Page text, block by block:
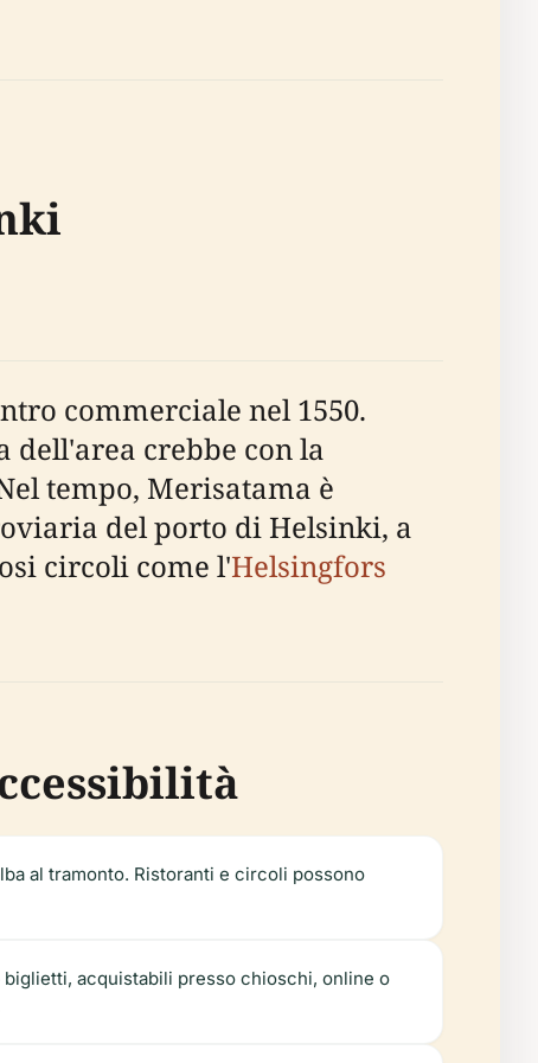
commerciale nel 1550.
crebbe con la
tempo, Merisatama è
del porto di Helsinki, a
circoli come l'Helsingfors
al tramonto. Ristoranti e circoli possono
acquistabili presso chioschi, online o